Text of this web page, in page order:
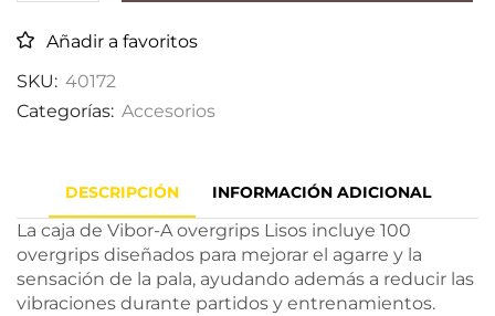
Añadir a favoritos
SKU: 40172
Categorías: Accesorios
DESCRIPCIÓN INFORMACIÓN ADICIONAL
La caja de Vibor-A overgrips Lisos incluye 100
overgrips diseñados para mejorar el agarre y la
sensación de la pala, ayudando además a reducir las
vibraciones durante partidos y entrenamientos.